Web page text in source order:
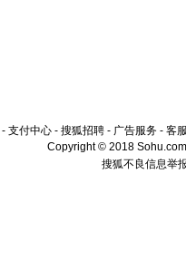
- 支付中心 - 搜狐招聘 - 广告服务 - 客
Copyright © 2018
搜狐不良信息举